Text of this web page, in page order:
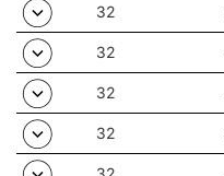
32
32
32
32